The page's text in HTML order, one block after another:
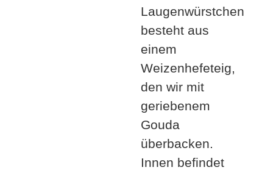
Laugenwürstchen
besteht aus
einem
Weizenhefeteig,
den wir mit
geriebenem
Gouda
überbacken.
Innen befindet